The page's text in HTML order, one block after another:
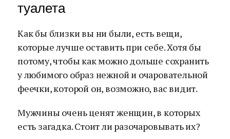
туалета
Как бы близки вы ни были, есть вещи,
которые лучше оставить при себе. Хотя бы
потому, чтобы как можно дольше сохранить
у любимого образ нежной и очаровательной
феечки, которой он, возможно, вас видит.
Мужчины очень ценят женщин, в которых
есть загадка. Стоит ли разочаровывать их?